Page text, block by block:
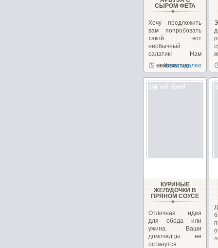
СЫРОМ ФЕТА
Хочу предложить
вам попробовать
такой вот
необычный
салатик! Нам
иногда
надоедает...
неизвестно
Читать далее
КУРИНЫЕ
ЖЕЛУДОЧКИ В
ПРЯНОМ СОУСЕ
Отличная идея
для обеда или
ужина. Ваши
домочадцы не
останутся